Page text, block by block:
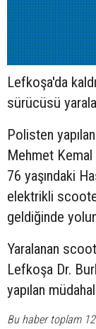
Lefkoşa'da
sürücüsü
Polisten
Mehmet Kemal
76 yaşındaki
elektrikli
geldiğinde
Yaralanan
Lefkoşa Dr.
yapılan
Bu haber toplam